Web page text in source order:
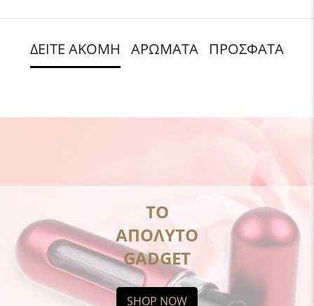
ΔΕΙΤΕ ΑΚΟΜΗ ΑΡΩΜΑΤΑ ΠΡΟΣΦΑΤΑ
ΤΟ
ΑΠΟΛΥΤΟ
GADGET
SHOP NOW